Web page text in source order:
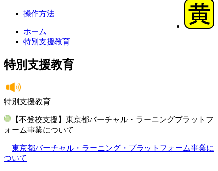
操作方法
ホーム
特別支援教育
特別支援教育
特別支援教育
【不登校支援】東京都バーチャル・ラーニングプラットフ
ォーム事業について
東京都バーチャル・ラーニング・プラットフォーム事業に
ついて